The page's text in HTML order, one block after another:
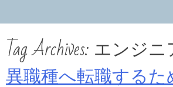
Tag Archives: エンジニ
異職種へ転職するた